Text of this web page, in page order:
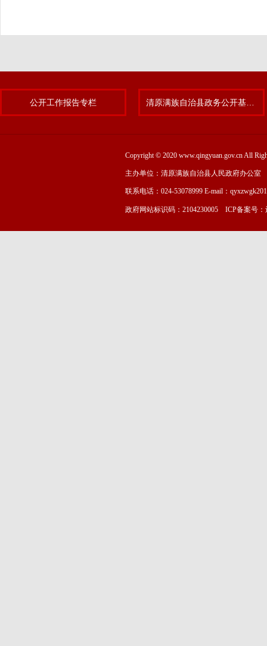
公开工作报告专栏
Copyright © 2020 www.qingyuan.gov.cn All
主办单位：清原满族自治县人民政府办公室
联系电话：024-53078999 E-mail：
政府网站标识码：2104230005 ICP备案号：